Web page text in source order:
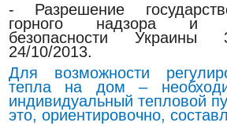
- Разрешение
горного надзора и
безопасности Украины
24/10/2013.
Для возможности
тепла на дом –
индивидуальный тепловой
это, ориентировочно,